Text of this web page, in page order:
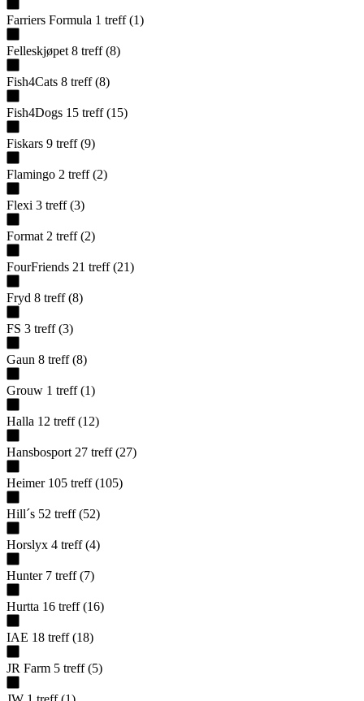
Farriers Formula 1 treff (1)
Felleskjøpet 8 treff (8)
Fish4Cats 8 treff (8)
Fish4Dogs 15 treff (15)
Fiskars 9 treff (9)
Flamingo 2 treff (2)
Flexi 3 treff (3)
Format 2 treff (2)
FourFriends 21 treff (21)
Fryd 8 treff (8)
FS 3 treff (3)
Gaun 8 treff (8)
Grouw 1 treff (1)
Halla 12 treff (12)
Hansbosport 27 treff (27)
Heimer 105 treff (105)
Hill´s 52 treff (52)
Horslyx 4 treff (4)
Hunter 7 treff (7)
Hurtta 16 treff (16)
IAE 18 treff (18)
JR Farm 5 treff (5)